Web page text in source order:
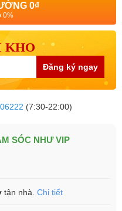
0₫
0%
KHO
Đăng ký ngay
(7:30-22:00)
SÓC NHƯ VIP
tận nhà. Chi tiết